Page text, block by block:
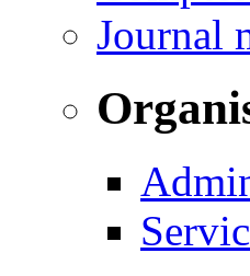
Journal